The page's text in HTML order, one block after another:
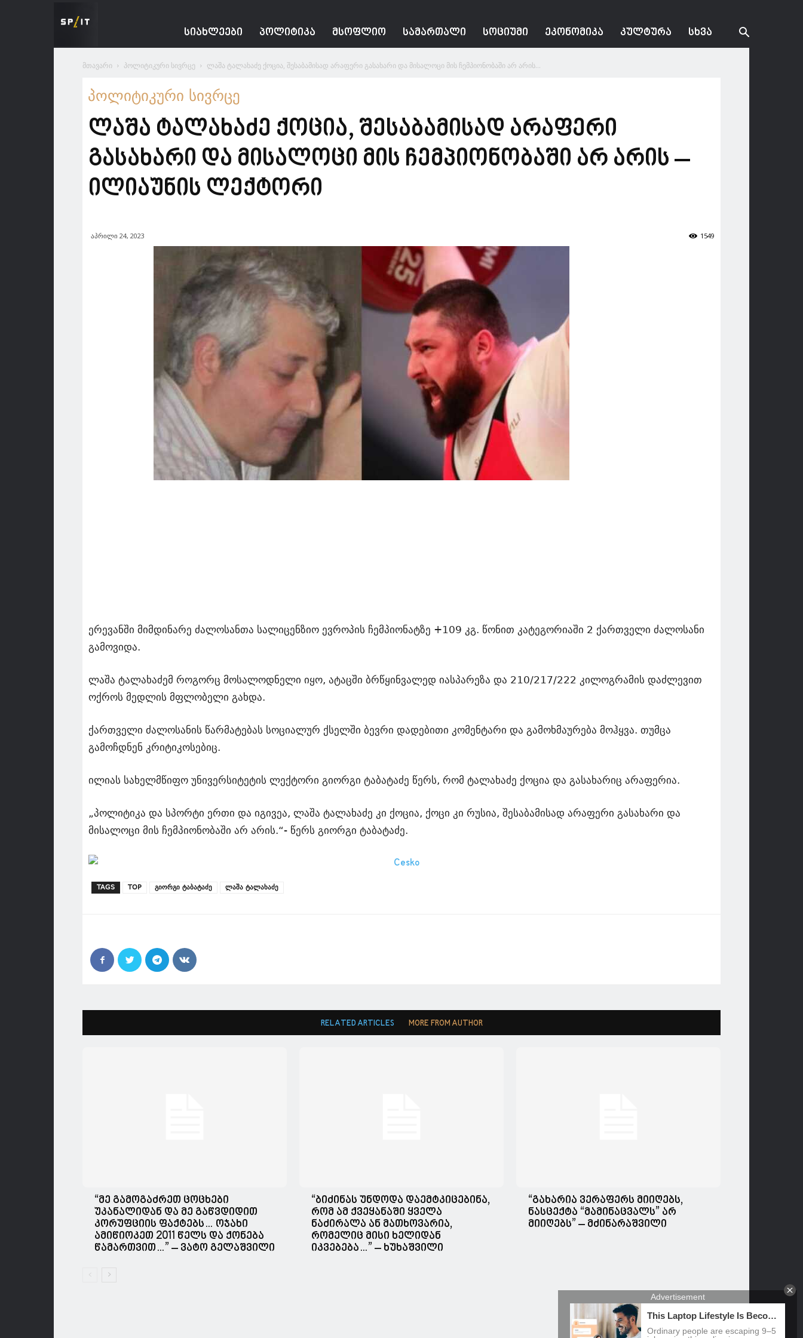
ᲡᲘᲐᲮᲚᲔᲔᲑᲘ ᲞᲝᲚᲘᲢᲘᲙᲐ ᲛᲡᲝᲤᲚᲘᲝ ᲡᲐᲛᲐᲠᲗᲐᲚᲘ ᲡᲝᲪᲘᲣᲛᲘ ᲔᲙᲝᲜᲝᲛᲘᲙᲐ ᲙᲣᲚᲢᲣᲠᲐ ᲡᲮᲕᲐ
მთავარი პოლიტიკური სივრცე ლაშა ტალახაძე ქოცია, შესაბამისად არაფერი გასახარი და მისალოცი მის ჩემპიონობაში არ არის...
პოლიტიკური სივრცე
ლაშა ტალახაძე ქოცია, შესაბამისად არაფერი
გასახარი და მისალოცი მის ჩემპიონობაში არ არის –
ილიაუნის ლექტორი
აპრილი 24, 2023 1549
ერევანში მიმდინარე ძალოსანთა სალიცენზიო ევროპის ჩემპიონატზე +109 კგ. წონით კატეგორიაში 2 ქართველი ძალოსანი
გამოვიდა.
ლაშა ტალახაძემ როგორც მოსალოდნელი იყო, ატაცში ბრწყინვალედ იასპარეზა და 210/217/222 კილოგრამის დაძლევით
ოქროს მედლის მფლობელი გახდა.
ქართველი ძალოსანის წარმატებას სოციალურ ქსელში ბევრი დადებითი კომენტარი და გამოხმაურება მოჰყვა. თუმცა
გამოჩდნენ კრიტიკოსებიც.
ილიას სახელმწიფო უნივერსიტეტის ლექტორი გიორგი ტაბატაძე წერს, რომ ტალახაძე ქოცია და გასახარიც არაფერია.
„პოლიტიკა და სპორტი ერთი და იგივეა, ლაშა ტალახაძე კი ქოცია, ქოცი კი რუსია, შესაბამისად არაფერი გასახარი და
მისალოცი მის ჩემპიონობაში არ არის.“- წერს გიორგი ტაბატაძე.
TAGS TOP გიორგი ტაბატაძე ლაშა ტალახაძე
RELATED ARTICLES MORE FROM AUTHOR
“მე გამოგაძრეთ ცოცხები
უკანალიდან და მე გაწვდიდით
კორუფციის ფაქტებს… ოჯახი
ამიწიოკეთ 2011 წელს და ქონება
წამართვით…” – ვატო გელაშვილი
“ბიძინას უნდოდა დაემტკიცებინა,
რომ ამ ქვეყანაში ყველა
ნაძირალა ან მათხოვარია,
რომელიც მისი ხელიდან
იკვებება…” – ხუხაშვილი
“გახარია ვერაფერს მიიღებს,
ნასცექტა “მამინაცვალს” არ
მიიღებს” – მძინარაშვილი